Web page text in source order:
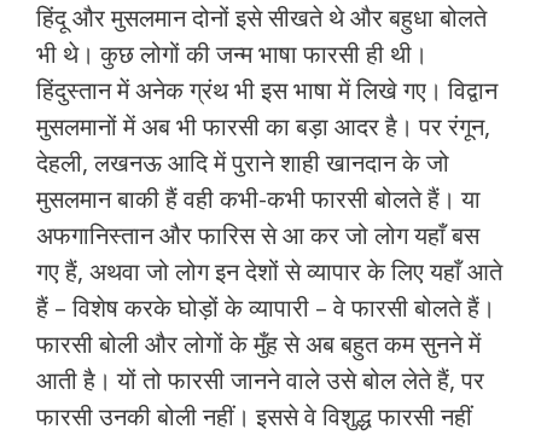
हिंदू और मुसलमान दोनों इसे सीखते थे और बहुधा बोलते
भी थे। कुछ लोगों की जन्‍म भाषा फारसी ही थी।
हिंदुस्‍तान में अनेक ग्रंथ भी इस भाषा में लिखे गए। विद्वान
मुसलमानों में अब भी फारसी का बड़ा आदर है। पर रंगून,
देहली, लखनऊ आदि में पुराने शाही खानदान के जो
मुसलमान बाकी हैं वही कभी-कभी फारसी बोलते हैं। या
अफगानिस्‍तान और फारिस से आ कर जो लोग यहाँ बस
गए हैं, अथवा जो लोग इन देशों से व्‍यापार के लिए यहाँ आते
हैं – विशेष करके घोड़ों के व्‍यापारी – वे फारसी बोलते हैं।
फारसी बोली और लोगों के मुँह से अब बहुत कम सुनने में
आती है। यों तो फारसी जानने वाले उसे बोल लेते हैं, पर
फारसी उनकी बोली नहीं। इससे वे विशुद्ध फारसी नहीं